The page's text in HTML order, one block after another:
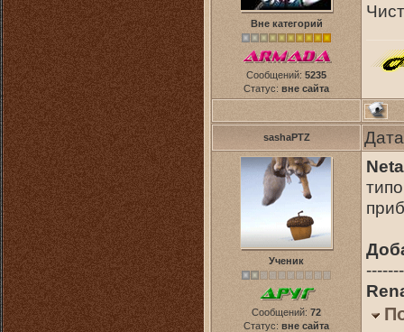
Вне категорий
Сообщений: 5235
Статус: вне сайта
sashaPTZ
Ученик
Сообщений: 72
Статус: вне сайта
Neta